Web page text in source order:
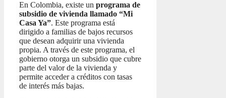
En Colombia, existe un programa de
subsidio de vivienda llamado “Mi
Casa Ya”. Este programa está
dirigido a familias de bajos recursos
que desean adquirir una vivienda
propia. A través de este programa, el
gobierno otorga un subsidio que cubre
parte del valor de la vivienda y
permite acceder a créditos con tasas
de interés más bajas.